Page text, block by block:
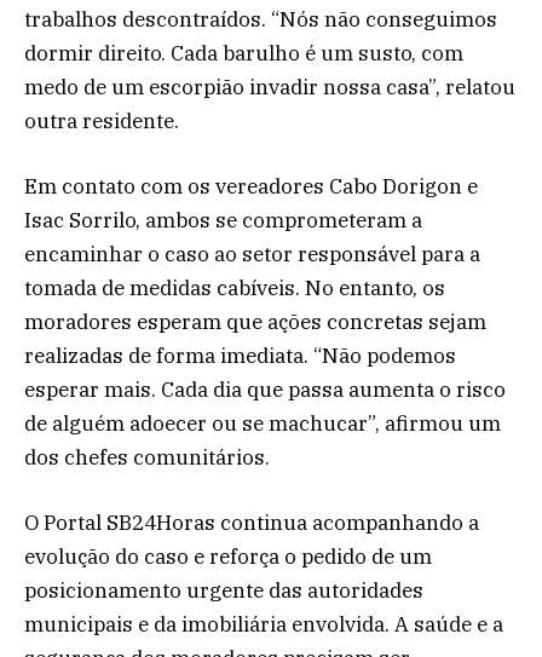
trabalhos descontraídos. “Nós não conseguimos
dormir direito. Cada barulho é um susto, com
medo de um escorpião invadir nossa casa”, relatou
outra residente.
Em contato com os vereadores Cabo Dorigon e
Isac Sorrilo, ambos se comprometeram a
encaminhar o caso ao setor responsável para a
tomada de medidas cabíveis. No entanto, os
moradores esperam que ações concretas sejam
realizadas de forma imediata. “Não podemos
esperar mais. Cada dia que passa aumenta o risco
de alguém adoecer ou se machucar”, afirmou um
dos chefes comunitários.
O Portal SB24Horas continua acompanhando a
evolução do caso e reforça o pedido de um
posicionamento urgente das autoridades
municipais e da imobiliária envolvida. A saúde e a